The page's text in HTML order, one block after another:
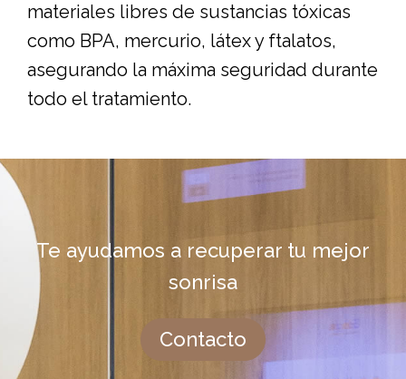
materiales libres de sustancias tóxicas
como BPA, mercurio, látex y ftalatos,
asegurando la máxima seguridad durante
todo el tratamiento.
Te ayudamos a recuperar tu mejor
sonrisa
Contacto